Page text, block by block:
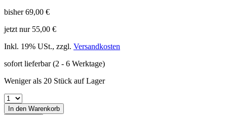
bisher 69,00 €
jetzt nur 55,00 €
Inkl. 19% USt., zzgl. Versandkosten
sofort lieferbar(2 - 6 Werktage)
Weniger als 20 Stück auf Lager
In den Warenkorb